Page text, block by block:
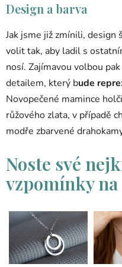
Design a barva
Jak jsme již zmínili, design
volit tak, aby ladil s
nosí. Zajímavou volbou
detailem, který bude
Novopečené mamince
růžového zlata, v případě
modře zbarvené
Noste své
vzpomínky